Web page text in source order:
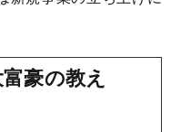
豪の教え